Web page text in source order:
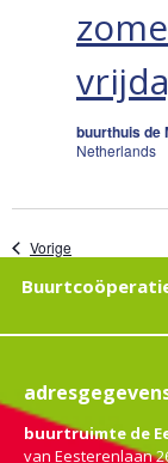
buurthuis de
Netherlands
Vorige
buurtruimte de
van Eesterenlaan